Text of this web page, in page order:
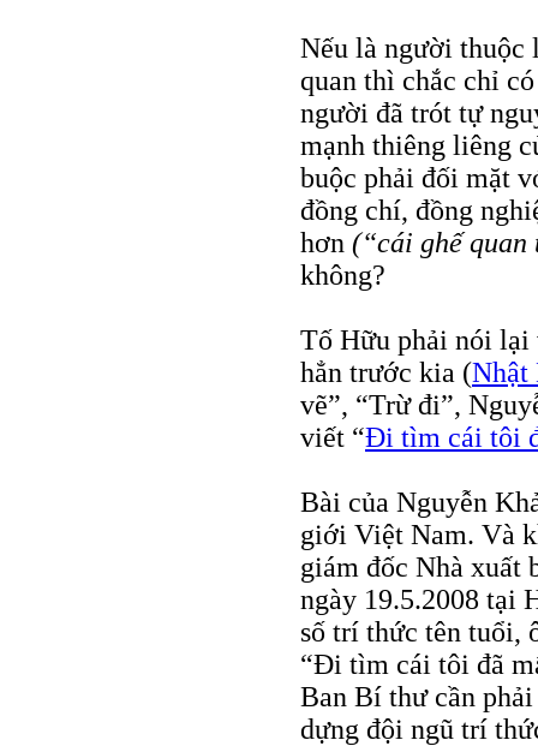
Nếu là người thuộc
quan thì chắc chỉ
người đã trót tự
mạnh thiêng liêng
buộc phải đối mặt
đồng chí, đồng
hơn (“cái ghế quan
không?
Tố Hữu phải nói lại
hẳn trước kia (Nhật
vẽ”, “Trừ đi”,
viết “Đi tìm cái tôi
Bài của Nguyễn
giới Việt Nam. Và
giám đốc Nhà xuất
ngày 19.5.2008 tại
số trí thức tên tuổi,
“Đi tìm cái tôi đã
Ban Bí thư cần
dựng đội ngũ trí